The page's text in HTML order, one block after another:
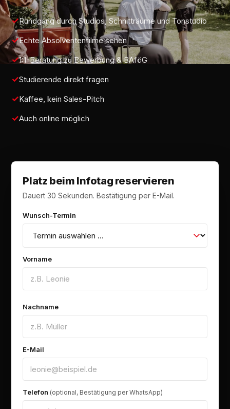
Rundgang durch Studios, Schnitträume und Tonstudio
Echte Absolventenfilme sehen
1:1-Beratung zu Bewerbung & BAföG
Studierende direkt fragen
Kaffee, kein Sales-Pitch
Auch online möglich
Platz beim Infotag reservieren
Dauert 30 Sekunden. Bestätigung per E-Mail.
Wunsch-Termin
Vorname
Nachname
E-Mail
Telefon (optional, Bestätigung per WhatsApp)